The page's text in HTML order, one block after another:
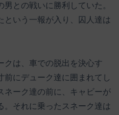
との戦いに勝利していた。
という一報が入り、囚人達は
クは、車での脱出を決心す
前にデューク達に囲まれてし
ネーク達の前に、キャビーが
。それに乗ったスネーク達は